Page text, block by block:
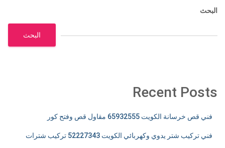
البحث
البحث
Recent Posts
فني قص خرسانة الكويت 65932555 مقاول قص وفتح كور
فني تركيب شتر يدوي وكهربائي الكويت 52227343 تركيب شترات